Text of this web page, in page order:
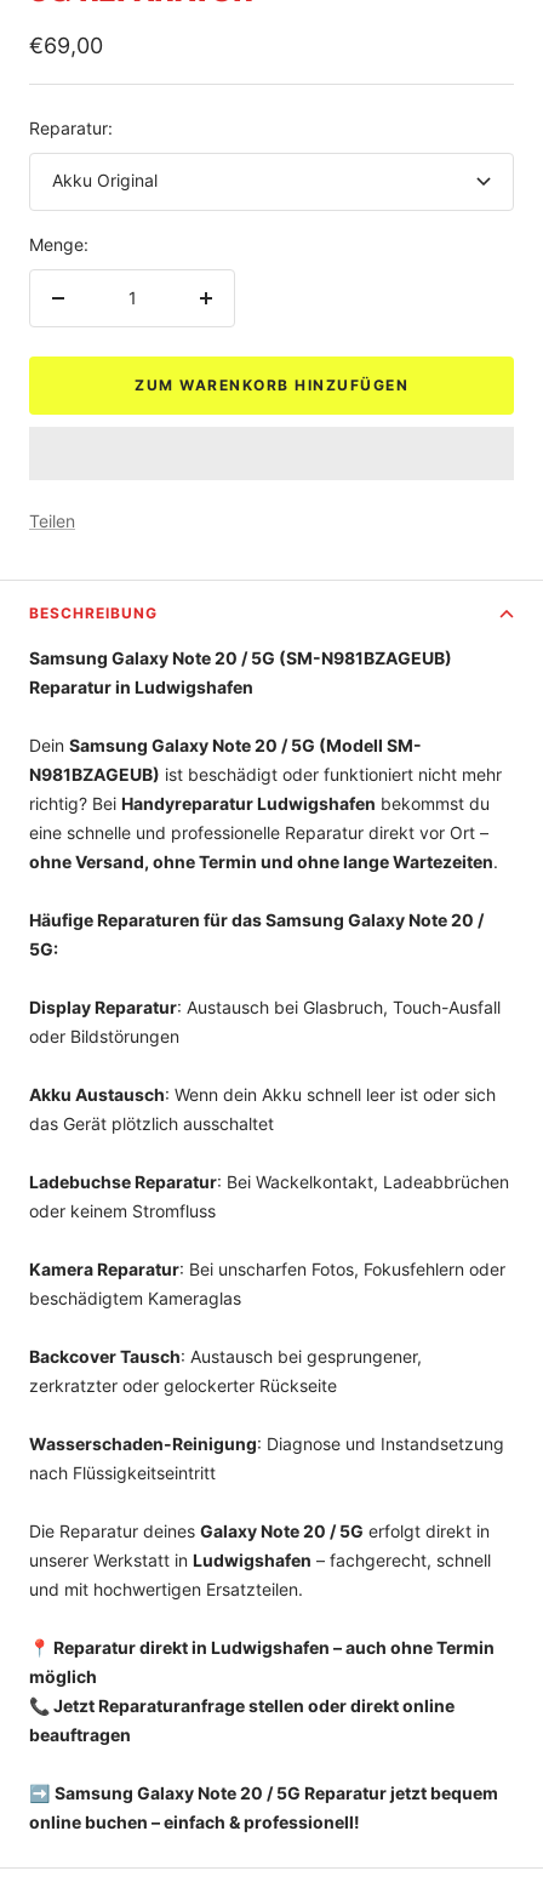
Angebotspreis
€69,00
Reparatur:
Akku Original
Menge:
Menge
ZUM WARENKORB HINZUFÜGEN
Teilen
BESCHREIBUNG
Samsung Galaxy Note 20 / 5G (SM-N981BZAGEUB)
Reparatur in Ludwigshafen
Dein Samsung Galaxy Note 20 / 5G (Modell SM-
N981BZAGEUB) ist beschädigt oder funktioniert nicht mehr
richtig? Bei Handyreparatur Ludwigshafen bekommst du
eine schnelle und professionelle Reparatur direkt vor Ort –
ohne Versand, ohne Termin und ohne lange Wartezeiten.
Häufige Reparaturen für das Samsung Galaxy Note 20 /
5G:
Display Reparatur: Austausch bei Glasbruch, Touch-Ausfall
oder Bildstörungen
Akku Austausch: Wenn dein Akku schnell leer ist oder sich
das Gerät plötzlich ausschaltet
Ladebuchse Reparatur: Bei Wackelkontakt, Ladeabbrüchen
oder keinem Stromfluss
Kamera Reparatur: Bei unscharfen Fotos, Fokusfehlern oder
beschädigtem Kameraglas
Backcover Tausch: Austausch bei gesprungener,
zerkratzter oder gelockerter Rückseite
Wasserschaden-Reinigung: Diagnose und Instandsetzung
nach Flüssigkeitseintritt
Die Reparatur deines Galaxy Note 20 / 5G erfolgt direkt in
unserer Werkstatt in Ludwigshafen – fachgerecht, schnell
und mit hochwertigen Ersatzteilen.
📍 Reparatur direkt in Ludwigshafen – auch ohne Termin
möglich
📞 Jetzt Reparaturanfrage stellen oder direkt online
beauftragen
➡️ Samsung Galaxy Note 20 / 5G Reparatur jetzt bequem
online buchen – einfach & professionell!